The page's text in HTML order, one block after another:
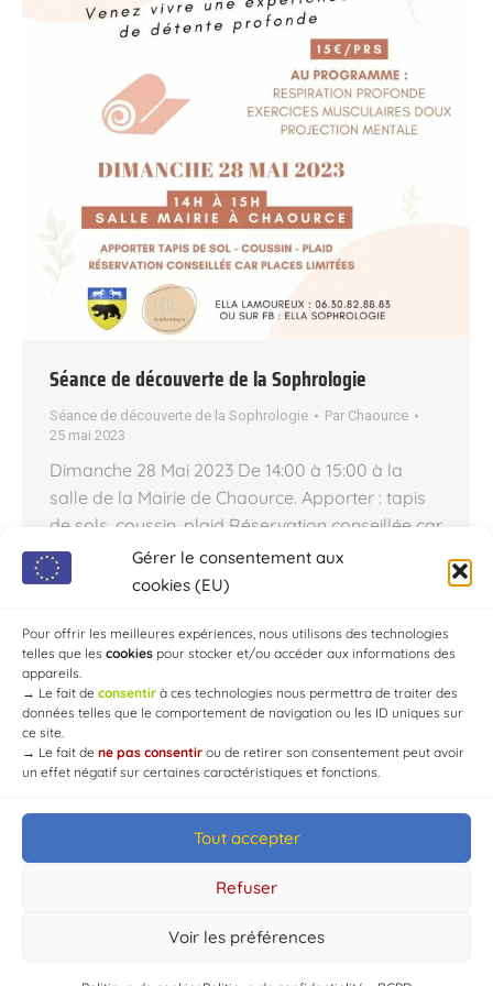
Gérer le consentement aux
cookies (EU)
Pour offrir les meilleures expériences, nous utilisons des technologies
telles que les cookies pour stocker et/ou accéder aux informations des
appareils.
→ Le fait de consentir à ces technologies nous permettra de traiter des
données telles que le comportement de navigation ou les ID uniques sur
ce site.
→ Le fait de ne pas consentir ou de retirer son consentement peut avoir
un effet négatif sur certaines caractéristiques et fonctions.
Tout accepter
Refuser
Voir les préférences
Séance de découverte de la Sophrologie
Séance de découverte de la Sophrologie Par Chaource
25 mai 2023
Dimanche 28 Mai 2023 De 14:00 à 15:00 à la
salle de la Mairie de Chaource. Apporter : tapis
de sols, coussin, plaid Réservation conseillée car
places limitées Réservation : Ella Lamoureux au
06.30.82.88.83 ou sur Facebook Au programme :
doux Projection mentale
© Mairie de Chaource [2004-2024] | Tous droits réservés.
Developed byWEB3-DESIGN